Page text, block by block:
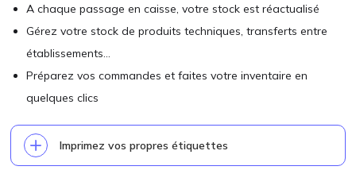
A chaque passage en caisse, votre stock est réactualisé
Gérez votre stock de produits techniques, transferts entre
établissements…
Préparez vos commandes et faites votre inventaire en
quelques clics
Imprimez vos propres étiquettes